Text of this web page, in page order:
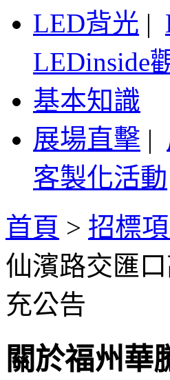
LED背光 |
LEDinside
基本知識
展場直擊 |
客製化活動
首頁 > 招標
仙濱路交匯
充公告
關於福州華